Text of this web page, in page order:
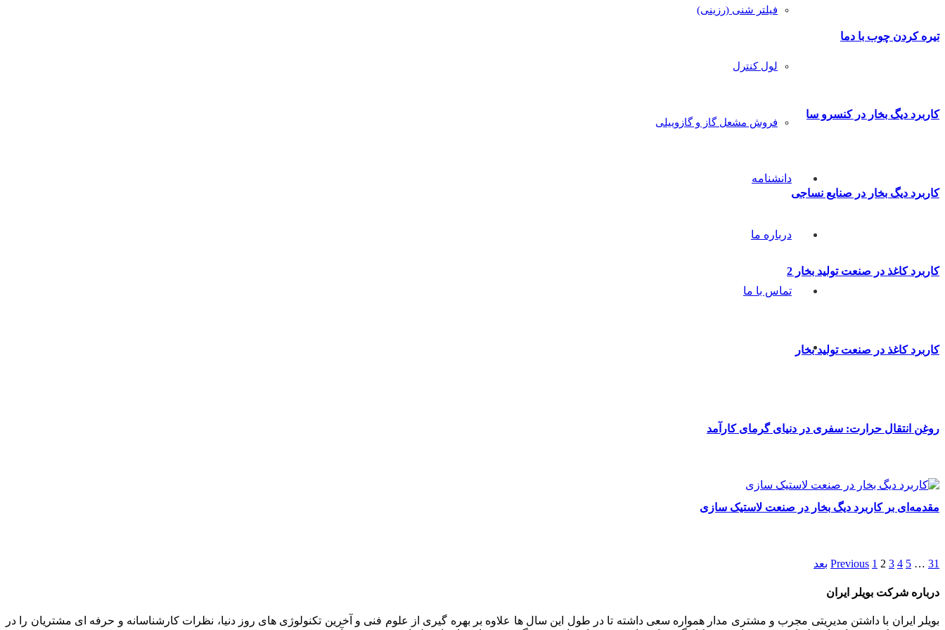
فیلتر شنی (رزینی)
لول کنترل
فروش مشعل گاز و گازوییلی
دانشنامه
درباره ما
تماس با ما
تیره کردن چوب با دما
کاربرد دیگ بخار در کنسرو سازی
کاربرد دیگ بخار در صنایع نساجی
کاربرد کاغذ در صنعت تولید بخار 2
کاربرد کاغذ در صنعت تولید بخار
روغن انتقال حرارت: سفری در دنیای گرمای کارآمد
مقدمه‌ای بر کاربرد دیگ بخار در صنعت لاستیک سازی
Previous 1 2 3 4 5 … 31 بعد
درباره شرکت بویلر ایران
بویلر ایران با داشتن مدیریتی مجرب و مشتری مدار همواره سعی داشته تا در طول این سال ها علاوه بر بهره گیری از علوم فنی و آخرین تکنولوژی های روز دنیا، نظرات کارشناسانه و حرفه ای مشتریان را در